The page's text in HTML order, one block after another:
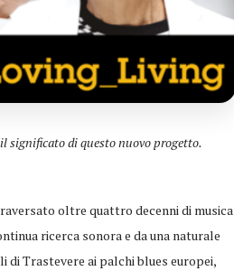
significato di questo nuovo progetto.
oltre quattro decenni di musica
ricerca sonora e da una naturale
di Trastevere ai palchi blues europei,